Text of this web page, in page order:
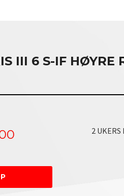
er inkl.i prisen
III 6 S-IF HØYRE
2 UKERS